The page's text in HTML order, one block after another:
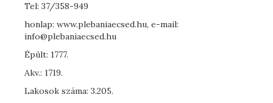
Tel: 37/358-949
honlap: www.plebaniaecsed.hu, e-mail:
info@plebaniaecsed.hu
Épült: 1777.
Akv.: 1719.
Lakosok száma: 3.205.